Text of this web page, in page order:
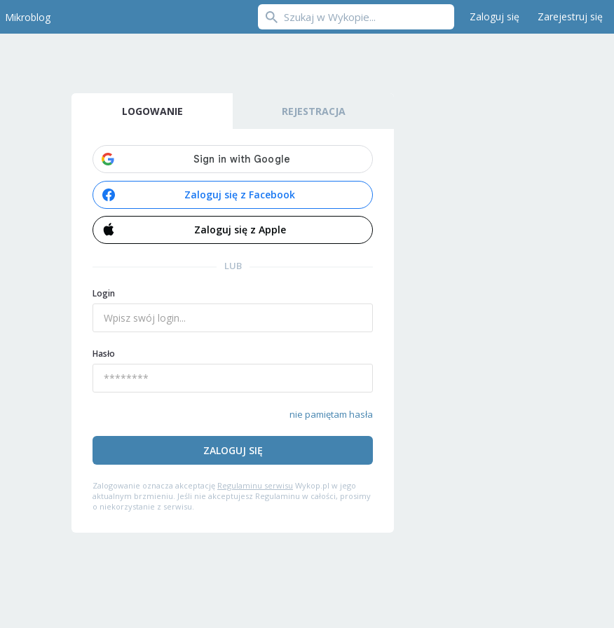
Mikroblog Zaloguj się Zarejestruj się
LOGOWANIE REJESTRACJA
Zaloguj się z Facebook
Zaloguj się z Apple
LUB
Login
Hasło
nie pamiętam hasła
ZALOGUJ SIĘ
Zalogowanie oznacza akceptację Regulaminu serwisu Wykop.pl w jego
aktualnym brzmieniu. Jeśli nie akceptujesz Regulaminu w całości, prosimy
o niekorzystanie z serwisu.